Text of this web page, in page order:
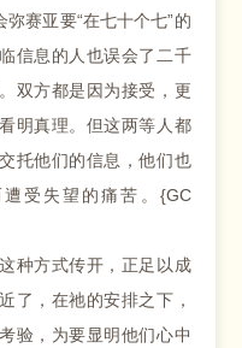
赛亚要“在七十个七”的
信息的人也误会了二千
双方都是因为接受，更
明真理。但这两等人都
托他们的信息，他们也
受失望的痛苦。{GC
方式传开，正足以成
了，在祂的安排之下，
验，为要显明他们心中